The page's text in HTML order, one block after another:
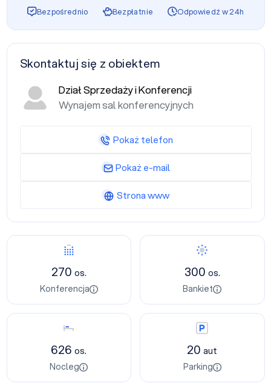
Konferencja
270 os.
Konferencja
Bankiet
300 os.
Bankiet
Nocleg
626os.
Nocleg
Parking
20aut
Parking
Bezpośrednio Bezpłatnie Odpowiedź w 24h
Skontaktuj się z obiektem
Dział Sprzedaży i Konferencji
Wynajem sal konferencyjnych
Pokaż telefon
Pokaż e-mail
Strona www